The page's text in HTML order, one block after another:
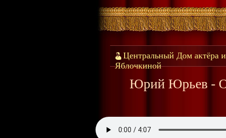
Центральный Дом актёра
Яблочкиной
Юрий Юрьев -